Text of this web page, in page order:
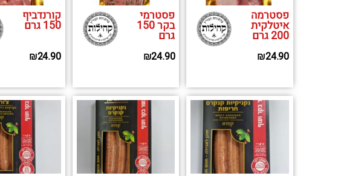
פסטרמה
איטלקית
200 גרם
₪24.90
פסטרמי
בקר 150
גרם
₪24.90
קורנדביף
150 גרם
₪24.90